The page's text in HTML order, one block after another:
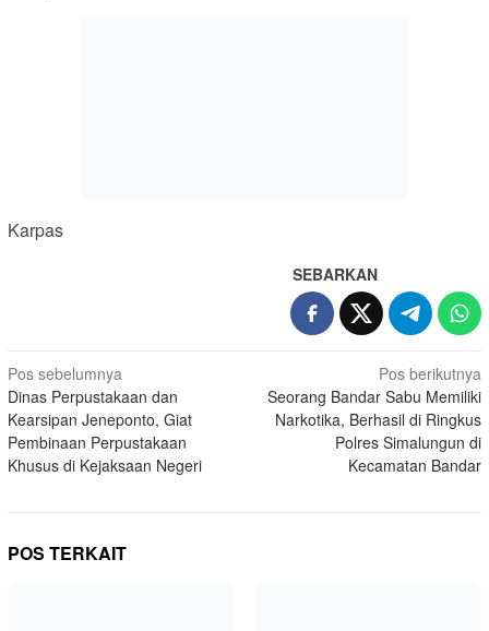
Karpas
SEBARKAN
Navigasi
pos
Pos sebelumnya
Dinas Perpustakaan dan
Kearsipan Jeneponto, Giat
Pembinaan Perpustakaan
Khusus di Kejaksaan Negeri
Pos berikutnya
Seorang Bandar Sabu Memiliki
Narkotika, Berhasil di Ringkus
Polres Simalungun di
Kecamatan Bandar
POS TERKAIT